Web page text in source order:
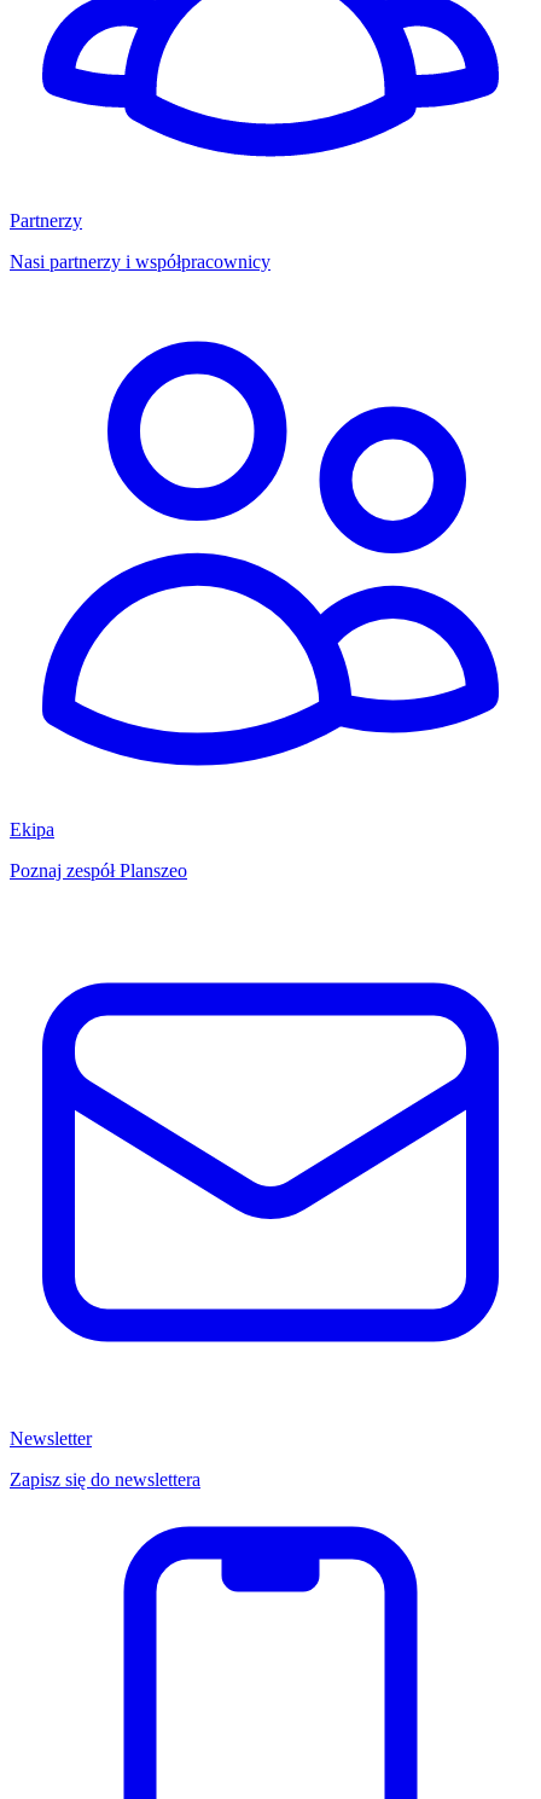
Partnerzy
Nasi partnerzy i współpracownicy
Ekipa
Poznaj zespół Planszeo
Newsletter
Zapisz się do newslettera